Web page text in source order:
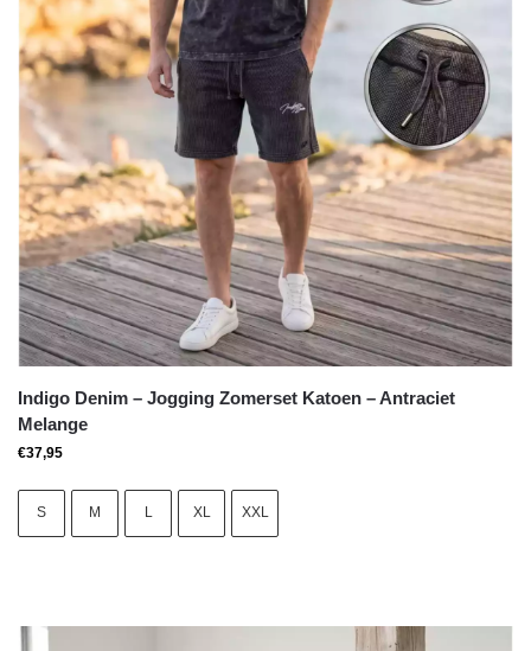
Indigo Denim – Jogging Zomerset Katoen – Antraciet
Melange
€37,95
S M L XL XXL